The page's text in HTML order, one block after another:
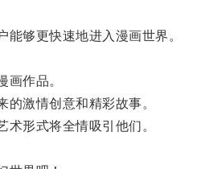
够更快速地进入漫画世界。
作品。
激情创意和精彩故事。
形式将全情吸引他们。